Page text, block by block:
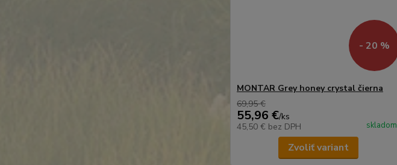
- 20 %
MONTAR Grey honey crystal čierna
69,95 €
55,96 €/ks
45,50 € bez DPH skladom
Zvoliť variant